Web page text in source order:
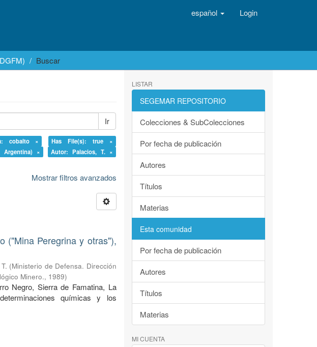
español Login
Buscar
Ir
cobalto ×
Has File(s): true ×
Argentina) ×
Autor: Palacios, T. ×
Mostrar filtros avanzados
("Mina Peregrina y otras"),
(Ministerio de Defensa. Dirección
Minero., 1989)
Negro, Sierra de Famatina, La
químicas y los
LISTAR
SEGEMAR REPOSITORIO
Colecciones & SubColecciones
Por fecha de publicación
Autores
Títulos
Materias
Esta comunidad
Por fecha de publicación
Autores
Títulos
Materias
MI CUENTA